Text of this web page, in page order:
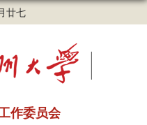
廿七
作委员会